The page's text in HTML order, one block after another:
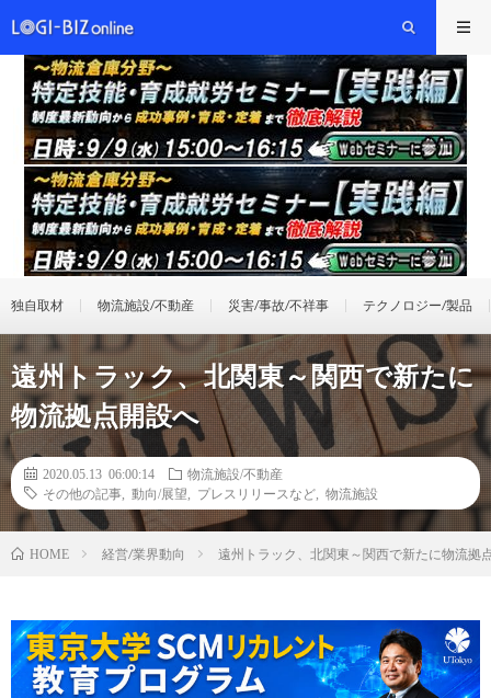
独自取材 物流施設/不動産 災害/事故/不祥事 テクノロジー/製品
遠州トラック、北関東～関西で新たに
物流拠点開設へ
2020.05.13 06:00:14
物流施設/不動産
その他の記事
動向/展望 プレスリリースなど 物流施設
HOME 経営/業界動向 遠州トラック、北関東～関西で新たに物流拠